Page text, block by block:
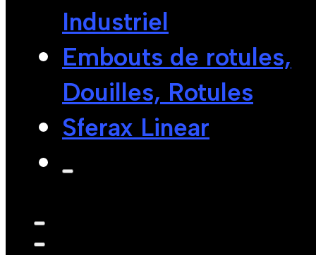
Industriel
Embouts de rotules,
Douilles, Rotules
Sferax Linear